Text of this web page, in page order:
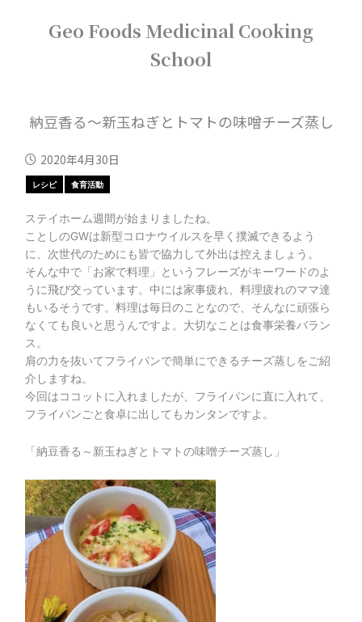
Geo Foods Medicinal Cooking
School
納豆香る～新玉ねぎとトマトの味噌チーズ蒸し
2020年4月30日
レシピ 食育活動
ステイホーム週間が始まりましたね。
ことしのGWは新型コロナウイルスを早く撲滅できるよう
に、次世代のためにも皆で協力して外出は控えましょう。
そんな中で「お家で料理」というフレーズがキーワードのよ
うに飛び交っています。中には家事疲れ、料理疲れのママ達
もいるそうです。料理は毎日のことなので、そんなに頑張ら
なくても良いと思うんですよ。大切なことは食事栄養バラン
ス。
肩の力を抜いてフライパンで簡単にできるチーズ蒸しをご紹
介しますね。
今回はココットに入れましたが、フライパンに直に入れて、
フライパンごと食卓に出してもカンタンですよ。
「納豆香る～新玉ねぎとトマトの味噌チーズ蒸し」